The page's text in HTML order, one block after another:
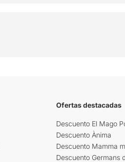
Ofertas destacadas
Descuento El Mago
Descuento Ànima
Descuento Mamma
Descuento Germans